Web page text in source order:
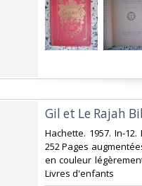
‎Gil et Le Rajah
‎Hachette. 1957. In-
252 Pages
en couleur
Livres d'enfants‎